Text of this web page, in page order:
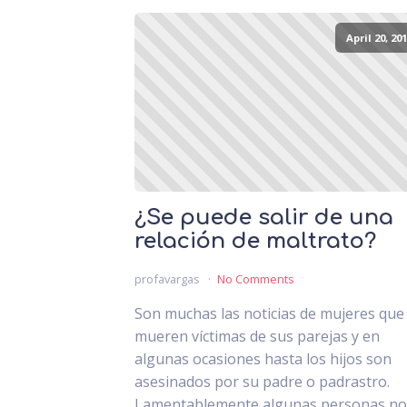
April 20,
¿Se puede salir de una
relación de maltrato?
profavargas No Comments
Son muchas las noticias de mujeres que
mueren víctimas de sus parejas y en
algunas ocasiones hasta los hijos son
asesinados por su padre o padrastro.